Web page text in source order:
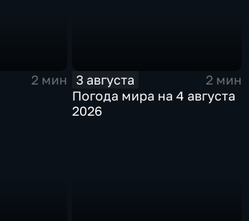
2 мин
3 августа
2 мин
Погода мира на 4 августа
2026